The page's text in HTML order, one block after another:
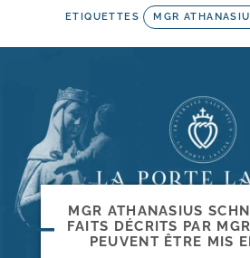
ETIQUETTES MGR
MGR ATHANASIUS
FAITS DÉCRITS PAR
PEUVENT ÊTRE MIS